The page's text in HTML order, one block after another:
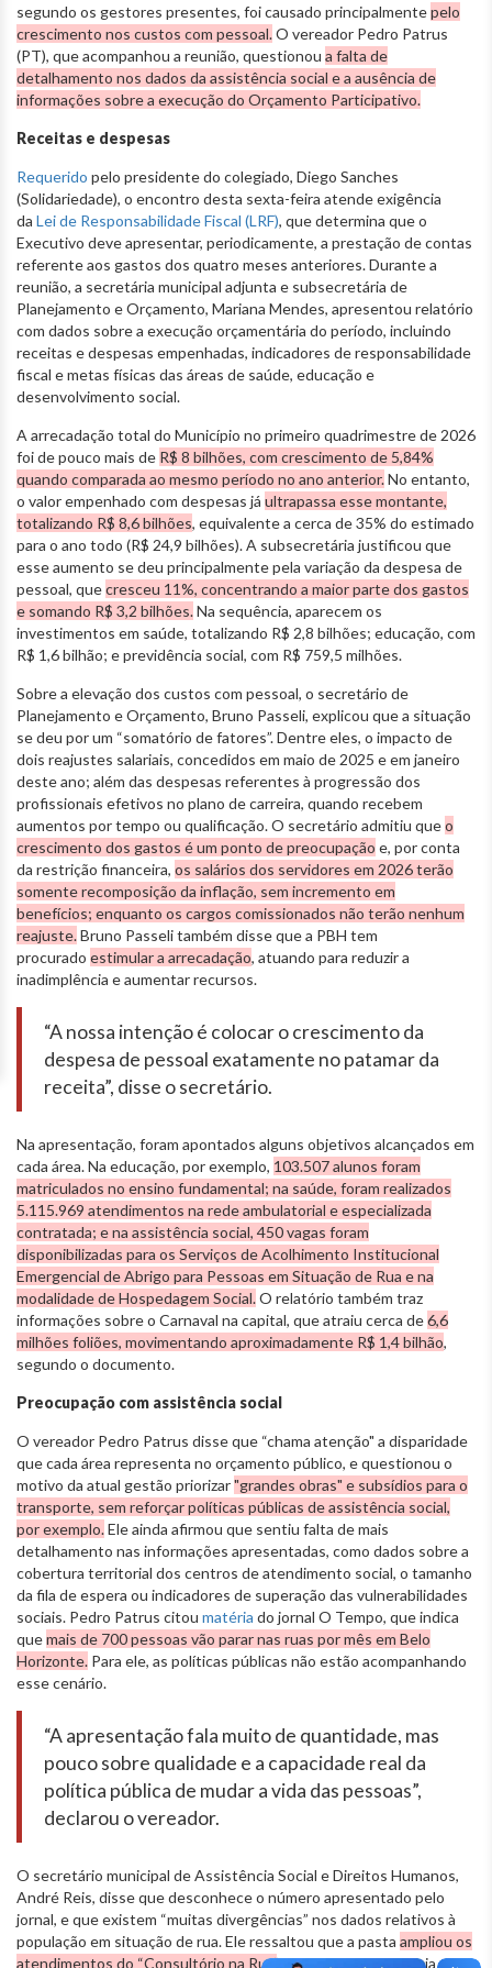
segundo os gestores presentes, foi causado principalmentepelo
crescimento nos custos com pessoal.O vereador Pedro Patrus
(PT), que acompanhou a reunião, questionou a falta de
detalhamento nos dados da assistência social e a ausência de
informações sobre a execução do Orçamento Participativo.
Receitas e despesas
Requerido pelo presidente do colegiado, Diego Sanches
(Solidariedade), o encontro desta sexta-feira atende exigência
da Lei de Responsabilidade Fiscal (LRF), que determina que o
Executivo deve apresentar, periodicamente, a prestação de contas
referente aos gastos dos quatro meses anteriores. Durante a
reunião, a secretária municipal adjunta e subsecretária de
Planejamento e Orçamento, Mariana Mendes, apresentou relatório
com dados sobre a execução orçamentária do período, incluindo
receitas e despesas empenhadas, indicadores de responsabilidade
fiscal e metas físicas das áreas de saúde, educação e
desenvolvimento social.
A arrecadação total do Município no primeiro quadrimestre de 2026
foi de pouco mais de R$ 8 bilhões, com crescimento de 5,84%
quando comparada ao mesmo período no ano anterior.No entanto,
o valor empenhado com despesas já ultrapassa esse montante,
totalizando R$ 8,6 bilhões, equivalente a cerca de 35% do estimado
para o ano todo (R$ 24,9 bilhões). A subsecretária justificou que
esse aumento se deu principalmente pela variação da despesa de
pessoal, quecresceu 11%, concentrando a maior parte dos gastos
e somando R$ 3,2 bilhões.Na sequência, aparecem os
investimentos em saúde, totalizando R$ 2,8 bilhões; educação, com
R$ 1,6 bilhão; e previdência social, com R$ 759,5 milhões.
Sobre a elevação dos custos com pessoal, o secretário de
Planejamento e Orçamento, Bruno Passeli, explicou que a situação
se deu por um “somatório de fatores”. Dentre eles, o impacto de
dois reajustes salariais, concedidos em maio de 2025 e em janeiro
deste ano; além das despesas referentes à progressão dos
profissionais efetivos no plano de carreira, quando recebem
aumentos por tempo ou qualificação. O secretário admitiu queo
crescimento dos gastos é um ponto de preocupação e, por conta
da restrição financeira, os salários dos servidores em 2026 terão
somente recomposição da inflação, sem incremento em
benefícios; enquanto os cargos comissionados não terão nenhum
reajuste.Bruno Passeli também disse que a PBH tem
procurado estimular a arrecadação, atuando para reduzir a
inadimplência e aumentar recursos.
“A nossa intenção é colocar o crescimento da
despesa de pessoal exatamente no patamar da
receita”, disse o secretário.
Na apresentação, foram apontados alguns objetivos alcançados em
cada área. Na educação, por exemplo, 103.507 alunos foram
matriculados no ensino fundamental; na saúde, foram realizados
5.115.969 atendimentos na rede ambulatorial e especializada
contratada; e na assistência social, 450 vagas foram
disponibilizadas para os Serviços de Acolhimento Institucional
Emergencial de Abrigo para Pessoas em Situação de Rua e na
modalidade de Hospedagem Social.O relatório também traz
informações sobre o Carnaval na capital, que atraiu cerca de6,6
milhões foliões, movimentando aproximadamente R$ 1,4 bilhão,
segundo o documento.
Preocupação com assistência social
O vereador Pedro Patrus disse que “chama atenção" a disparidade
que cada área representa no orçamento público, e questionou o
motivo da atual gestão priorizar"grandes obras" e subsídios para o
transporte, sem reforçar políticas públicas de assistência social,
por exemplo.Ele ainda afirmou que sentiu falta de mais
detalhamento nas informações apresentadas, como dados sobre a
cobertura territorial dos centros de atendimento social, o tamanho
da fila de espera ou indicadores de superação das vulnerabilidades
sociais. Pedro Patrus citou matéria do jornal O Tempo, que indica
quemais de 700 pessoas vão parar nas ruas por mês em Belo
Horizonte. Para ele, as políticas públicas não estão acompanhando
esse cenário.
“A apresentação fala muito de quantidade, mas
pouco sobre qualidade e a capacidade real da
política pública de mudar a vida das pessoas”,
declarou o vereador.
O secretário municipal de Assistência Social e Direitos Humanos,
André Reis, disse que desconhece o número apresentado pelo
jornal, e que existem “muitas divergências” nos dados relativos à
população em situação de rua. Ele ressaltou que a pasta ampliou os
atendimentos do “Consultório na Rua”, que oferta assistência e